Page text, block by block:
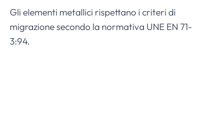
Gli elementi metallici rispettano i criteri di
migrazione secondo la normativa UNE EN 71-
3:94.